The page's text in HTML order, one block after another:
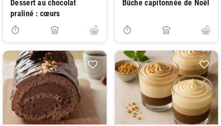
Dessert au chocolat
praliné : cœurs
Bûche capitonnée de Noël